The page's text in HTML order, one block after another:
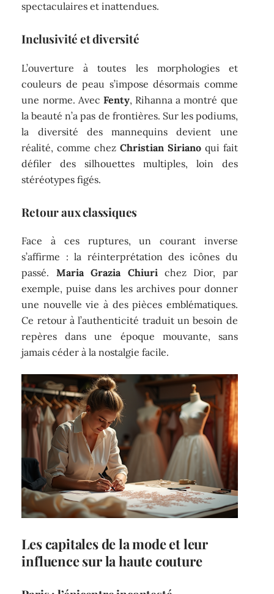
spectaculaires et inattendues.
Inclusivité et diversité
L’ouverture à toutes les morphologies et
couleurs de peau s’impose désormais comme
une norme. Avec Fenty, Rihanna a montré que
la beauté n’a pas de frontières. Sur les podiums,
la diversité des mannequins devient une
réalité, comme chez Christian Sirianoqui fait
défiler des silhouettes multiples, loin des
stéréotypes figés.
Retour aux classiques
Face à ces ruptures, un courant inverse
s’affirme : la réinterprétation des icônes du
passé. Maria Grazia Chiurichez Dior, par
exemple, puise dans les archives pour donner
une nouvelle vie à des pièces emblématiques.
Ce retour à l’authenticité traduit un besoin de
repères dans une époque mouvante, sans
jamais céder à la nostalgie facile.
Les capitales de la mode et leur
influence sur la haute couture